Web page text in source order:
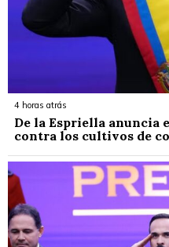
4 horas atrás
De la Espriella anuncia
contra los cultivos de